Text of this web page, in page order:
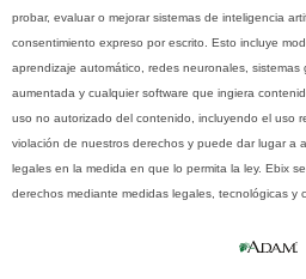
probar, evaluar o mejorar sistemas de inteligencia
consentimiento expreso por escrito. Esto incluye
aprendizaje automático, redes neuronales, sistemas
aumentada y cualquier software que ingiera
uso no autorizado del contenido, incluyendo el uso
violación de nuestros derechos y puede dar lugar a
legales en la medida en que lo permita la ley. Ebix
derechos mediante medidas legales, tecnológicas y